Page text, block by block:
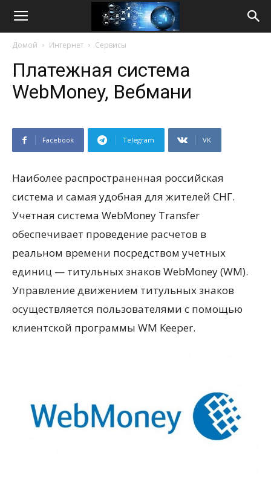
Life
Домой Интернет Сервисы
Платежная система
WebMoney, Вебмани
Facebook Telegram VK
Наиболее распространенная российская
система и самая удобная для жителей СНГ.
Учетная система WebMoney Transfer
обеспечивает проведение расчетов в
реальном времени посредством учетных
единиц — титульных знаков WebMoney (WM).
Управление движением титульных знаков
осуществляется пользователями с помощью
клиентской программы WM Keeper.